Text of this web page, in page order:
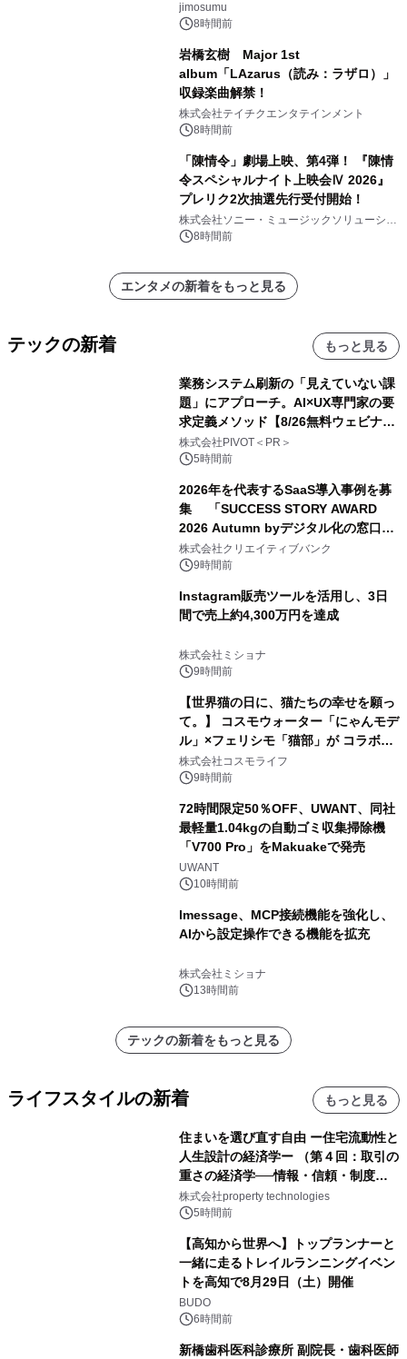
jimosumu
8時間前
岩橋玄樹 Major 1st
album「LAzarus（読み：ラザロ）」
収録楽曲解禁！
株式会社テイチクエンタテインメント
8時間前
「陳情令」劇場上映、第4弾！ 『陳情
令スペシャルナイト上映会Ⅳ 2026』
プレリク2次抽選先行受付開始！
株式会社ソニー・ミュージックソリューショ
ンズ8時間前
エンタメの新着をもっと見る
テックの新着 もっと見る
業務システム刷新の「見えていない課
題」にアプローチ。AI×UX専門家の要
求定義メソッド【8/26無料ウェビナ
ー】株式会社PIVOT
株式会社PIVOT＜PR＞
5時間前
2026年を代表するSaaS導入事例を募
集 「SUCCESS STORY AWARD
2026 Autumn byデジタル化の窓口」
開催
株式会社クリエイティブバンク
9時間前
Instagram販売ツールを活用し、3日
間で売上約4,300万円を達成
株式会社ミショナ
9時間前
【世界猫の日に、猫たちの幸せを願っ
て。】 コスモウォーター「にゃんモデ
ル」×フェリシモ「猫部」が コラボキ
ャンペーンを実施
株式会社コスモライフ
9時間前
72時間限定50％OFF、UWANT、同社
最軽量1.04kgの自動ゴミ収集掃除機
「V700 Pro」をMakuakeで発売
UWANT
10時間前
lmessage、MCP接続機能を強化し、
AIから設定操作できる機能を拡充
株式会社ミショナ
13時間前
テックの新着をもっと見る
ライフスタイルの新着 もっと見る
住まいを選び直す自由 ー住宅流動性と
人生設計の経済学ー （第４回：取引の
重さの経済学──情報・信頼・制度を
PropTechはどう組み替えるか）｜
PropTech-Lab
株式会社property technologies
5時間前
【高知から世界へ】トップランナーと
一緒に走るトレイルランニングイベン
トを高知で8月29日（土）開催
BUDO
6時間前
新橋歯科医科診療所 副院長・歯科医師